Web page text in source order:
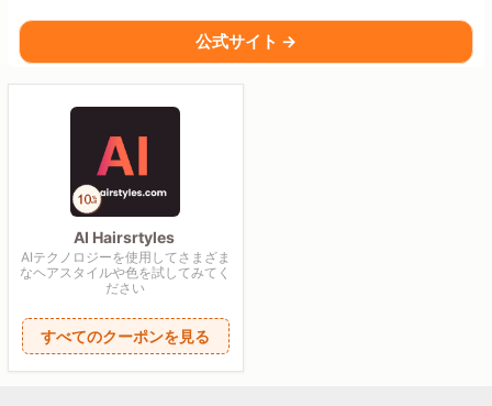
公式サイト →
AI Hairsrtyles
AIテクノロジーを使用してさまざま
なヘアスタイルや色を試してみてく
ださい
すべてのクーポンを見る